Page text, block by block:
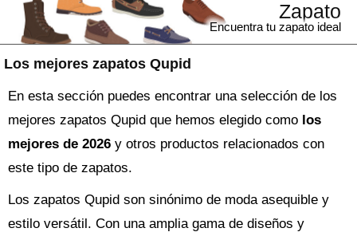
Los mejores zapatos Qupid
Zapato
Encuentra tu zapato ideal
En esta sección puedes encontrar una selección de los
mejores zapatos Qupid que hemos elegido como los
mejores de 2026 y otros productos relacionados con
este tipo de zapatos.
Los zapatos Qupid son sinónimo de moda asequible y
estilo versátil. Con una amplia gama de diseños y